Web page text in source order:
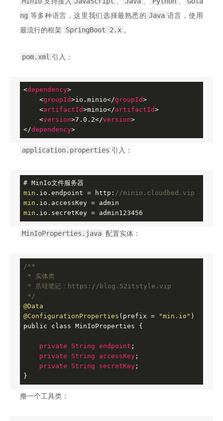
支持接入 、 、 、
ng 等多种语言，这里我们选择最熟悉的 Java 语言，使用
最流行的框架 SpringBoot 2.x 。
pom.xml 引入：
<dependency>
<groupId>io.minio</groupId>
<artifactId>minio</artifactId>
<version>7.0.2</version>
</dependency>
application.properties 引入：
min .io.endpoint = http: //minio.cloudbed.vip
min
min .io.secretKey = admin123456
MinIoProperties.java 配置实体：
/**
* 实体类
* 爪哇笔记：https://blog.52itstyle.vip
*/
@Data
@ConfigurationProperties (prefix = "min.io" )
public class MinIoProperties {
private String endpoint ;
private
String accessKey;
private
String secretKey;
}
撸一个工具类：